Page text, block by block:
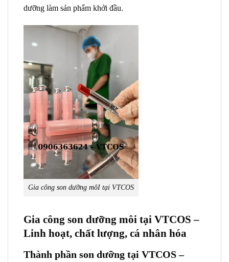
dưỡng làm sản phẩm khởi đầu.
Gia công son dưỡng môI tại VTCOS
Gia công son dưỡng môi tại VTCOS –
Linh hoạt, chất lượng, cá nhân hóa
Thành phần son dưỡng tại VTCOS –